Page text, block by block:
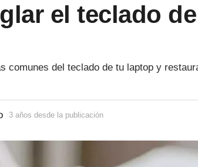
el teclado
comunes del teclado de tu laptop y
3 años desde la publicación